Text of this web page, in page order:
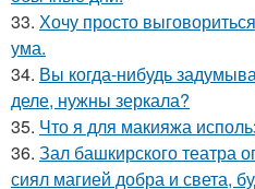
33. Хочу просто
ума.
34. Вы когда-нибудь
деле, нужны зеркала?
35. Что я для макияжа
36. Зал башкирского театра
сиял магией добра и света,